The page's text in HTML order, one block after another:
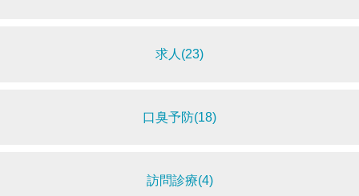
求人(23)
口臭予防(18)
訪問診療(4)